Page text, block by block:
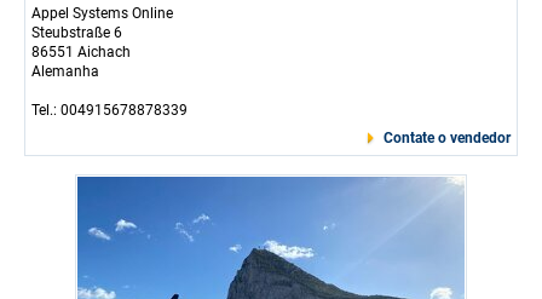
Appel Systems Online
Steubstraße 6
86551 Aichach
Alemanha
Tel.: 004915678878339
Contate o vendedor